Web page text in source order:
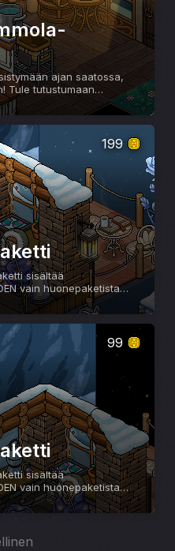
ajan saatossa,
Tule tutustumaan
199
sisältää
vain huonepaketista
99
sisältää
vain huonepaketista